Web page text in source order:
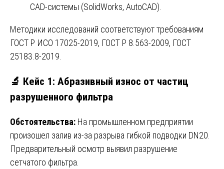
CAD-системы (SolidWorks, AutoCAD).
Методики исследований соответствуют требованиям
ГОСТ Р ИСО 17025-2019, ГОСТ Р 8.563-2009, ГОСТ
25183.8-2019.
🔬 Кейс 1: Абразивный износ от частиц
разрушенного фильтра
Обстоятельства: На промышленном предприятии
произошел залив из-за разрыва гибкой подводки DN20.
Предварительный осмотр выявил разрушение
сетчатого фильтра.